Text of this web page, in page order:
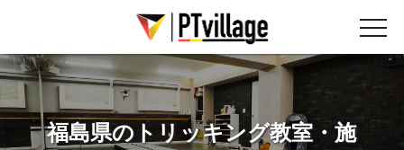
福島県のトリッキング教室・施